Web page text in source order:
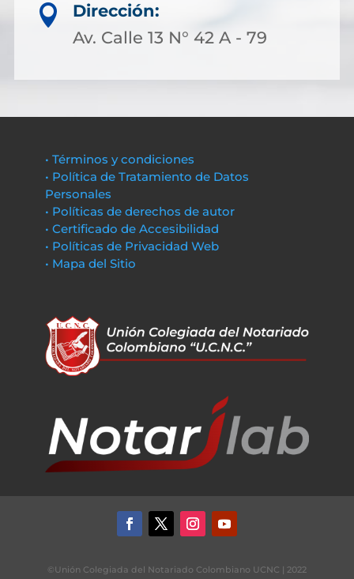

Dirección:
Av. Calle 13 N° 42 A - 79
• Términos y condiciones
• Política de Tratamiento de Datos
Personales
• Políticas de derechos de autor
• Certificado de Accesibilidad
• Políticas de Privacidad Web
• Mapa del Sitio
©Unión Colegiada del Notariado Colombiano UCNC | 2022